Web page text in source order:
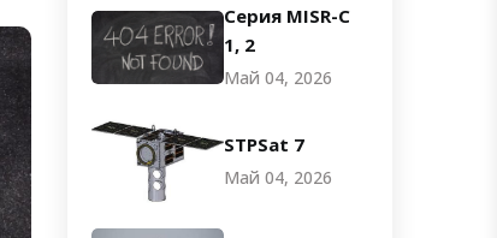
Серия MISR-C
1, 2
Май 04, 2026
STPSat 7
Май 04, 2026